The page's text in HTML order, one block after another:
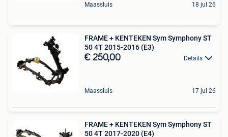
Maassluis 18 jul 26
FRAME + KENTEKEN Sym Symphony ST
50 4T 2015-2016 (E3)
€ 250,00 Details
Maassluis 17 jul 26
FRAME + KENTEKEN Sym Symphony ST
50 4T 2017-2020 (E4)